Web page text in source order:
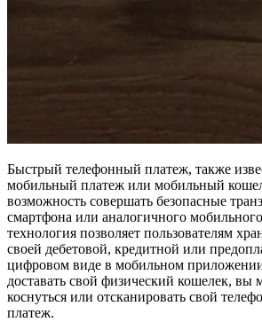
Быстрый телефонный платеж, также
мобильный платеж или мобильный
возможность совершать безопасные
смартфона или аналогичного
технология позволяет пользователям
своей дебетовой, кредитной или
цифровом виде в мобильном
доставать свой физический кошелек, вы
коснуться или отсканировать свой
платеж.